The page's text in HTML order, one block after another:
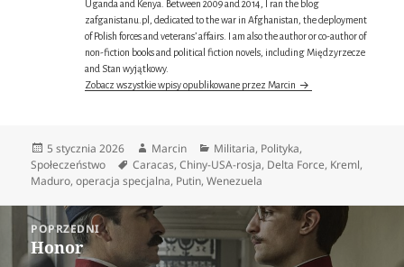
Uganda and Kenya. Between 2009 and 2014, I ran the blog
zafganistanu.pl, dedicated to the war in Afghanistan, the deployment
of Polish forces and veterans’ affairs. I am also the author or co-author of
non-fiction books and political fiction novels, including Międzyrzecze
and Stan wyjątkowy.
Zobacz wszystkie wpisy opublikowane przez Marcin
Data
publikacji
5 stycznia 2026 Autor
Marcin Kategorie
Militaria, Polityka,
Społeczeństwo
Tagi
Caracas,Chiny-USA-rosja, Delta Force, Kreml,
Maduro,operacja specjalna, Putin,Wenezuela
Nawigacja
wpisuPOPRZEDNI
Poprzedni
Honor